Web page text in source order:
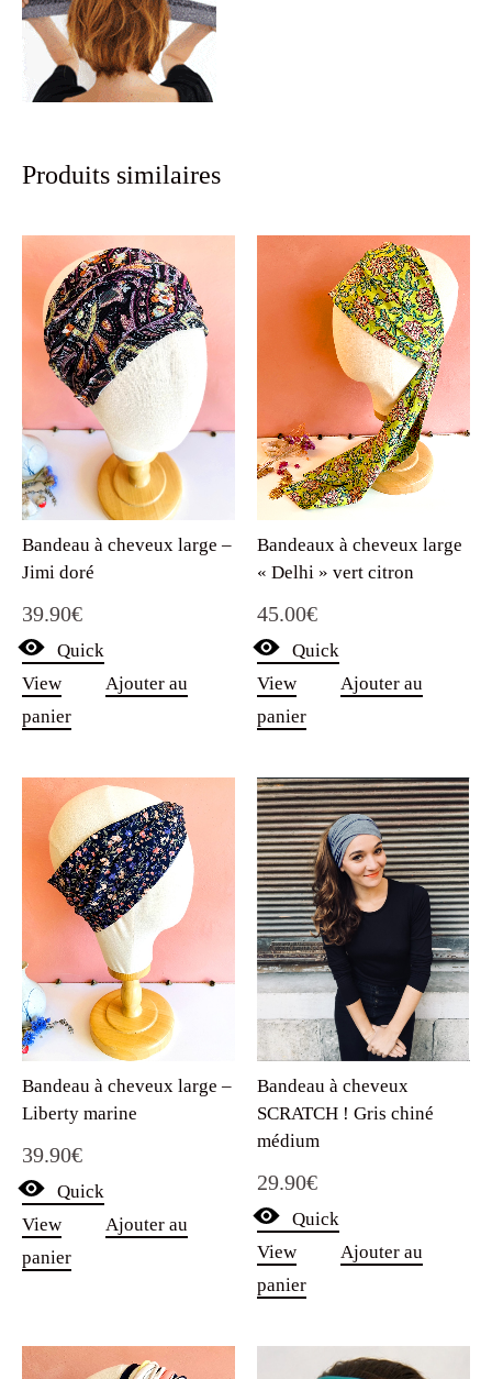
Produits similaires
Bandeau à cheveux large –
Jimi doré
39.90€
Quick
View
Ajouter au
panier
Bandeaux à cheveux large
« Delhi » vert citron
45.00€
Quick
View
Ajouter au
panier
Bandeau à cheveux large –
Liberty marine
39.90€
Quick
View
Ajouter au
panier
Bandeau à cheveux
SCRATCH ! Gris chiné
médium
29.90€
Quick
View
Ajouter au
panier